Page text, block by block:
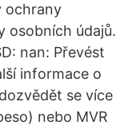
ochrany
osobních údajů.
nan: Převést
informace o
se více
nebo MVR